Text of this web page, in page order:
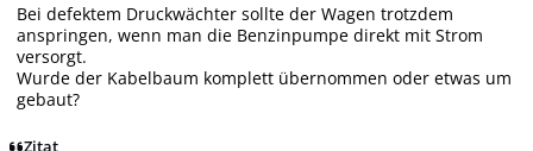
Bei defektem Druckwächter sollte der Wagen trotzdem
anspringen, wenn man die Benzinpumpe direkt mit Strom
versorgt.
Wurde der Kabelbaum komplett übernommen oder etwas um
gebaut?